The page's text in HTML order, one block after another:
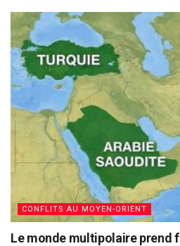
CONFLITS AU MOYEN-ORIENT
Le monde multipolaire prend